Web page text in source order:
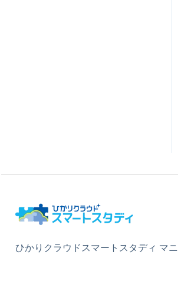
ひかりクラウドスマートスタディ マ